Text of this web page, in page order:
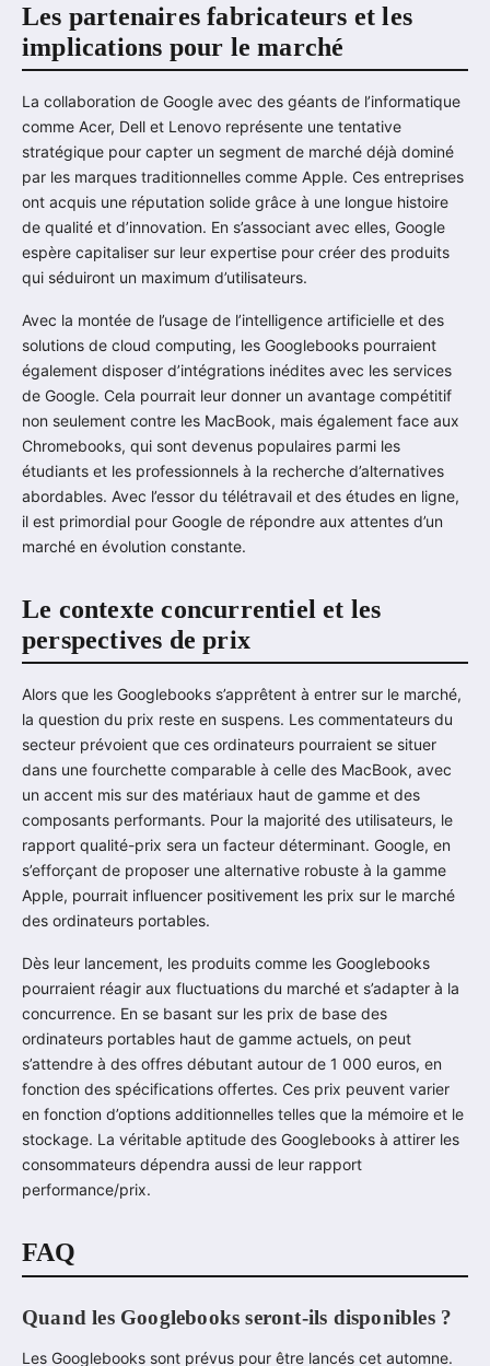
Les partenaires fabricateurs et les
implications pour le marché
La collaboration de Google avec des géants de l’informatique
comme Acer, Dell et Lenovo représente une tentative
stratégique pour capter un segment de marché déjà dominé
par les marques traditionnelles comme Apple. Ces entreprises
ont acquis une réputation solide grâce à une longue histoire
de qualité et d’innovation. En s’associant avec elles, Google
espère capitaliser sur leur expertise pour créer des produits
qui séduiront un maximum d’utilisateurs.
Avec la montée de l’usage de l’intelligence artificielle et des
solutions de cloud computing, les Googlebooks pourraient
également disposer d’intégrations inédites avec les services
de Google. Cela pourrait leur donner un avantage compétitif
non seulement contre les MacBook, mais également face aux
Chromebooks, qui sont devenus populaires parmi les
étudiants et les professionnels à la recherche d’alternatives
abordables. Avec l’essor du télétravail et des études en ligne,
il est primordial pour Google de répondre aux attentes d’un
marché en évolution constante.
Le contexte concurrentiel et les
perspectives de prix
Alors que les Googlebooks s’apprêtent à entrer sur le marché,
la question du prix reste en suspens. Les commentateurs du
secteur prévoient que ces ordinateurs pourraient se situer
dans une fourchette comparable à celle des MacBook, avec
un accent mis sur des matériaux haut de gamme et des
composants performants. Pour la majorité des utilisateurs, le
rapport qualité-prix sera un facteur déterminant. Google, en
s’efforçant de proposer une alternative robuste à la gamme
Apple, pourrait influencer positivement les prix sur le marché
des ordinateurs portables.
Dès leur lancement, les produits comme les Googlebooks
pourraient réagir aux fluctuations du marché et s’adapter à la
concurrence. En se basant sur les prix de base des
ordinateurs portables haut de gamme actuels, on peut
s’attendre à des offres débutant autour de 1 000 euros, en
fonction des spécifications offertes. Ces prix peuvent varier
en fonction d’options additionnelles telles que la mémoire et le
stockage. La véritable aptitude des Googlebooks à attirer les
consommateurs dépendra aussi de leur rapport
performance/prix.
FAQ
Quand les Googlebooks seront-ils disponibles ?
Les Googlebooks sont prévus pour être lancés cet automne.